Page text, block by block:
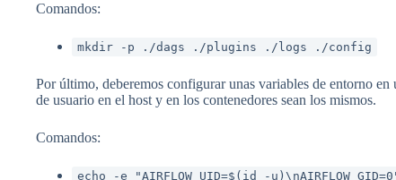
Comandos:
mkdir -p ./dags ./plugins ./logs ./config
Por último, deberemos configurar unas variables de entorno
de usuario en el host y en los contenedores sean los mismos.
Comandos:
echo -e "AIRFLOW_UID=$(id -